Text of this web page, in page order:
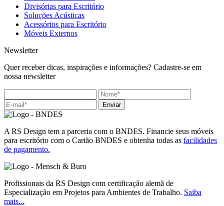
Divisórias para Escritório
Soluções Acústicas
Acessórios para Escritório
Móveis Externos
Newsletter
Quer receber dicas, inspirações e informações? Cadastre-se em
nossa newsletter
Enviar
A RS Design tem a parceria com o BNDES. Financie seus móveis
para escritório com o Cartão BNDES e obtenha todas as facilidades
de pagamento.
Profissionais da RS Design com certificação alemã de
Especialização em Projetos para Ambientes de Trabalho. Saiba
mais...